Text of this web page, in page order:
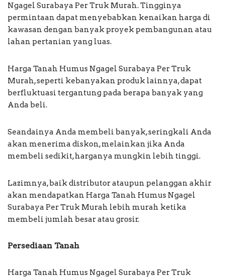
Ngagel Surabaya Per Truk Murah. Tingginya
permintaan dapat menyebabkan kenaikan harga di
kawasan dengan banyak proyek pembangunan atau
lahan pertanian yang luas.
Harga Tanah Humus Ngagel Surabaya Per Truk
Murah, seperti kebanyakan produk lainnya, dapat
berfluktuasi tergantung pada berapa banyak yang
Anda beli.
Seandainya Anda membeli banyak, seringkali Anda
akan menerima diskon, melainkan jika Anda
membeli sedikit, harganya mungkin lebih tinggi.
Lazimnya, baik distributor ataupun pelanggan akhir
akan mendapatkan Harga Tanah Humus Ngagel
Surabaya Per Truk Murah lebih murah ketika
membeli jumlah besar atau grosir.
Persediaan Tanah
Harga Tanah Humus Ngagel Surabaya Per Truk